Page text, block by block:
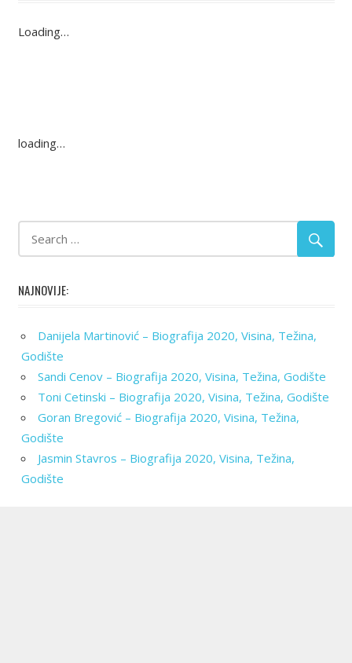
Loading…
loading…
NAJNOVIJE:
Danijela Martinović – Biografija 2020, Visina, Težina,
Godište
Sandi Cenov – Biografija 2020, Visina, Težina, Godište
Toni Cetinski – Biografija 2020, Visina, Težina, Godište
Goran Bregović – Biografija 2020, Visina, Težina,
Godište
Jasmin Stavros – Biografija 2020, Visina, Težina,
Godište